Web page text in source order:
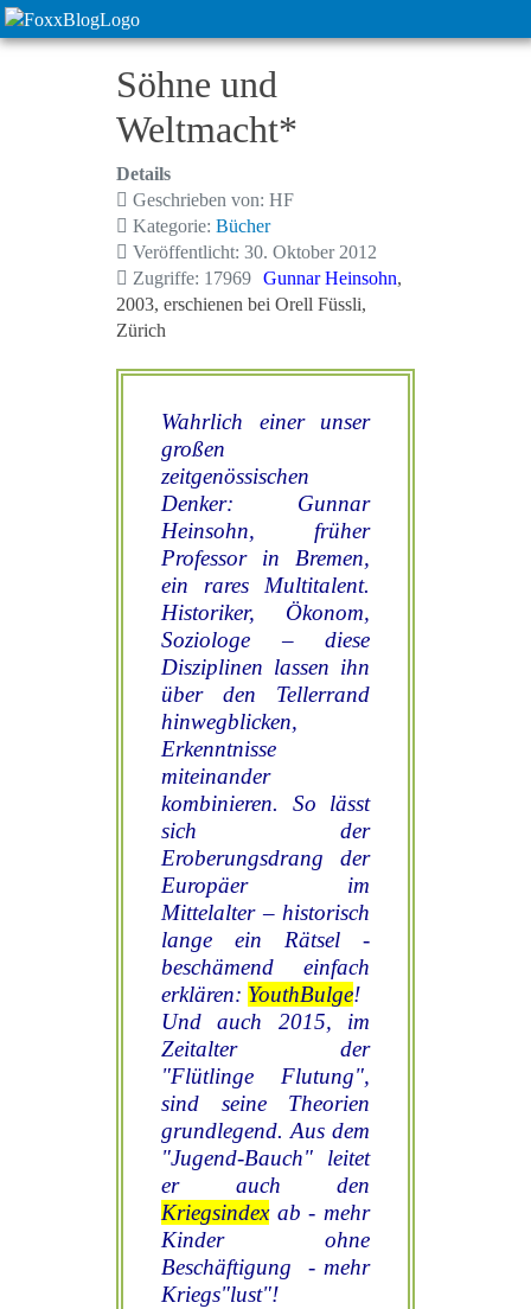
Söhne und
Weltmacht*
Details
Geschrieben von: HF
Kategorie: Bücher
Veröffentlicht: 30. Oktober 2012
Zugriffe: 17969 Gunnar Heinsohn,
2003, erschienen bei Orell Füssli,
Zürich
Wahrlich einer unser
großen
zeitgenössischen
Denker: Gunnar
Heinsohn, früher
Professor in Bremen,
ein rares Multitalent.
Historiker, Ökonom,
Soziologe – diese
Disziplinen lassen ihn
über den Tellerrand
hinwegblicken,
Erkenntnisse
miteinander
kombinieren. So lässt
sich der
Eroberungsdrang der
Europäer im
Mittelalter – historisch
lange ein Rätsel -
beschämend einfach
erklären: YouthBulge!
Und auch 2015, im
Zeitalter der
"Flütlinge Flutung",
sind seine Theorien
grundlegend. Aus dem
"Jugend-Bauch" leitet
er auch den
Kriegsindexab - mehr
Kinder ohne
Beschäftigung - mehr
Kriegs"lust"!